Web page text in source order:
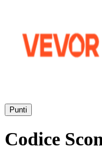
eBay
e Accessori
Vacanze e
Punti
Codice